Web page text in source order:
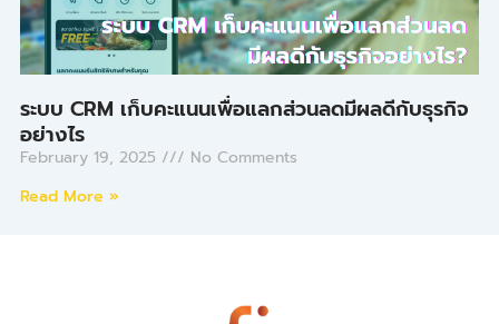
ระบบ CRM เก็บคะแนนเพื่อแลกส่วนลดมีผลดีกับธุรกิจ
อย่างไร
February 19, 2025
No Comments
Read More »